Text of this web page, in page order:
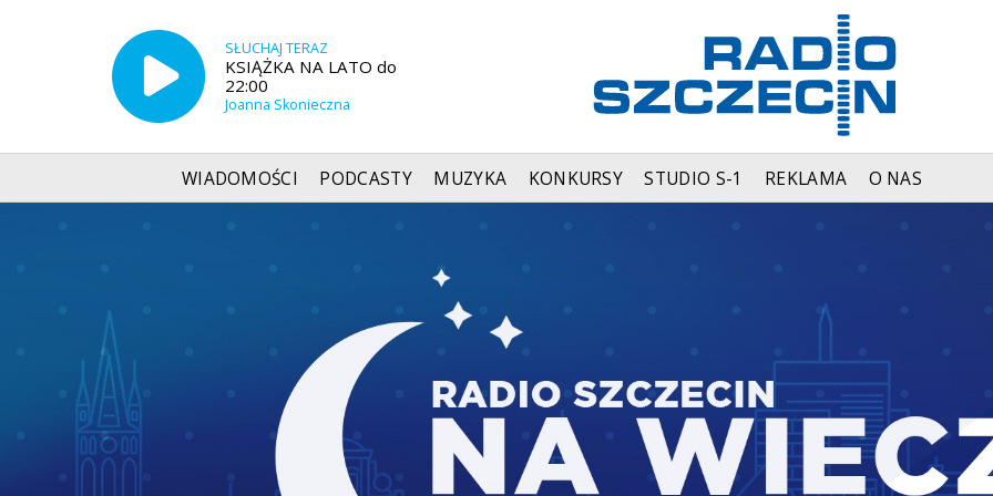
SŁUCHAJ TERAZ
KSIĄŻKA NA LATO do
22:00
Joanna Skonieczna
WIADOMOŚCI PODCASTY MUZYKA KONKURSY STUDIO S-1 REKLAMA O NAS